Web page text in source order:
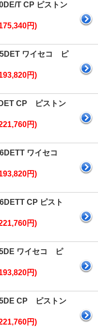
T CP ピストン
円)
ワイセコ ピ
円)
CP ピストン
円)
ワイセコ
円)
CP ピスト
円)
ワイセコ ピ
円)
CP ピストン
円)